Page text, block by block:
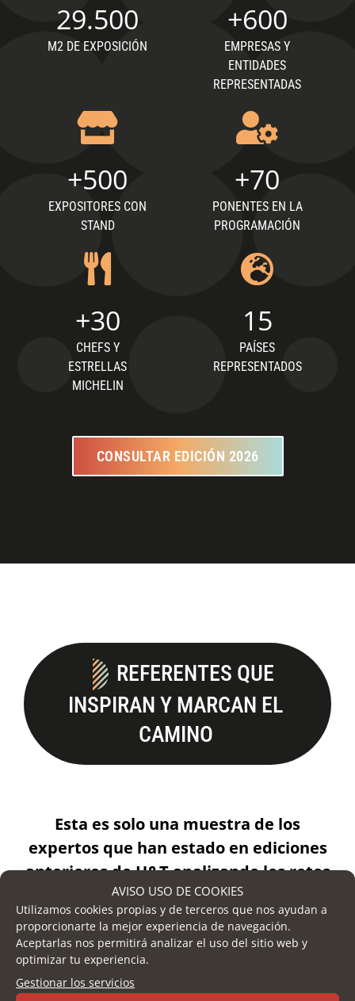
AVISO USO DE COOKIES
Utilizamos cookies propias y de terceros que nos ayudan a
proporcionarte la mejor experiencia de navegación.
Aceptarlas nos permitirá analizar el uso del sitio web y
optimizar tu experiencia.
Gestionar los servicios
29.500
M2 DE EXPOSICIÓN
+600
EMPRESAS Y
ENTIDADES
REPRESENTADAS
+500
EXPOSITORES CON
STAND
+70
PONENTES EN LA
PROGRAMACIÓN
+30
CHEFS Y
ESTRELLAS
MICHELIN
15
PAÍSES
REPRESENTADOS
CONSULTAR EDICIÓN 2026
REFERENTES QUE
INSPIRAN Y MARCAN EL
CAMINO
Esta es solo una muestra de los
expertos que han estado en ediciones
anteriores de H&T analizando los retos
reales del sector hotelero y aportando
claves para seguir creciendo.
¡Próximamente revelaremos quiénes
nos acompañarán en la próxima
edición!